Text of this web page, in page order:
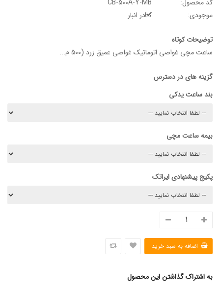
کد محصول:
موجودی:
در انبار
توضیحات کوتاه
ساعت مچی غواصی اتوماتیک غواصی عمیق زرد (500 م...
گزینه های در دسترس
بند ساعت یدکی
بیمه ساعت مچی
پکیج پیشنهادی ایراتک
به اشتراک گذاشتن این محصول